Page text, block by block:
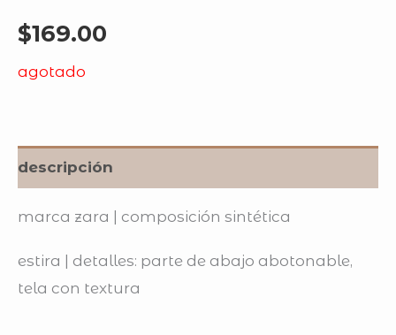
$169.00
agotado
descripción
marca zara | composición sintética
estira | detalles: parte de abajo abotonable,
tela con textura